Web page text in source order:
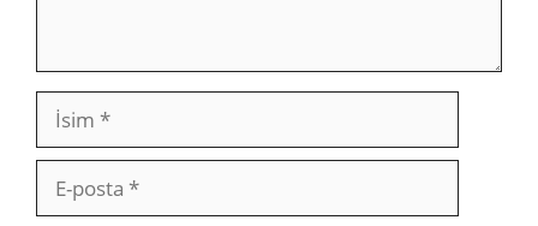
İsim
posta